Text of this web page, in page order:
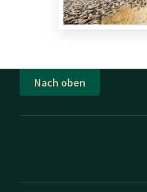
Nach oben